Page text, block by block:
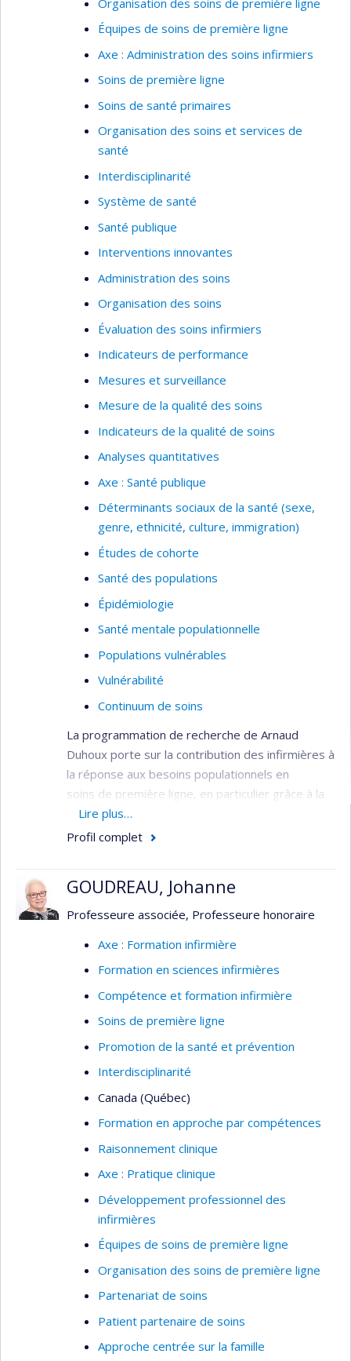
Mesure des soins et services de santé
Données clinico-administratives et dossiers
médicaux électroniques
Équipes de soins de première ligne
Axe : Administration des soins infirmiers
Soins de première ligne
Soins de santé primaires
Organisation des soins et services de
santé
Interdisciplinarité
Système de santé
Santé publique
Interventions innovantes
Administration des soins
Organisation des soins
Évaluation des soins infirmiers
Indicateurs de performance
Mesures et surveillance
Mesure de la qualité des soins
Indicateurs de la qualité de soins
Analyses quantitatives
Axe : Santé publique
Déterminants sociaux de la santé (sexe,
genre, ethnicité, culture, immigration)
Études de cohorte
Santé des populations
Épidémiologie
Santé mentale populationnelle
Populations vulnérables
Vulnérabilité
Continuum de soins
La programmation de recherche de Arnaud
Duhoux porte sur la contribution des infirmières à
la réponse aux besoins populationnels en
soins de première ligne, en particulier grâce à la
pratique avancée. Il mène plusieurs projets sur le
sujet, dans le domaine de l’organisation des
Québec en 2022. Son expertise en évalution de la
qualité grâce à la mesure d'indicateurs est mise à
s'intéresse également aux conditions de pratique
des IPS en partenariat avec différents acteurs du
système de santé.
Cliniques IPS
Soins de première ligne
Modèles organisationnels en première ligne
Role des infirmières en première ligne
Infirmières praticiennes spécialisées
Qualité des soins
Indicateurs de qualité
Lire plus…
Profil complet
GOUDREAU, Johanne
Professeure associée, Professeure honoraire
Axe : Formation infirmière
Formation en sciences infirmières
Compétence et formation infirmière
Soins de première ligne
Promotion de la santé et prévention
Interdisciplinarité
Canada (Québec)
Formation en approche par compétences
Raisonnement clinique
Axe : Pratique clinique
Développement professionnel des
infirmières
Équipes de soins de première ligne
Organisation des soins de première ligne
Partenariat de soins
Patient partenaire de soins
Approche centrée sur la famille